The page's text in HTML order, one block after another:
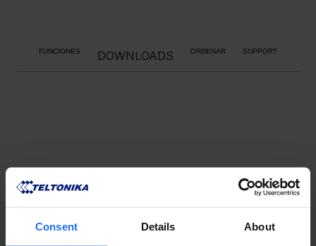
Consent Details About
FUNCIONES DOWNLOADS ORDENAR SUPPORT